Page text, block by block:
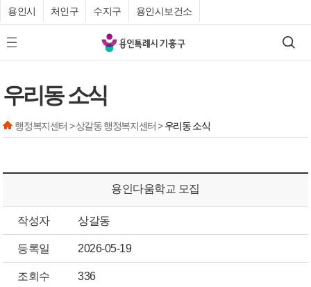
용인시 처인구 수지구 용인시보건소
모바일 메뉴 버튼
기
흥
청
검색
우리동 소식
행정복지센터 > 상갈동 행정복지센터 >우리동 소식
용인다움학교 모집
작성자 상갈동
등록일 2026-05-19
조회수 336